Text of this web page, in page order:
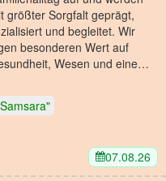
größter Sorgfalt geprägt,
und begleitet. Wir
besonderen Wert auf
Wesen und eine…
07.08.26